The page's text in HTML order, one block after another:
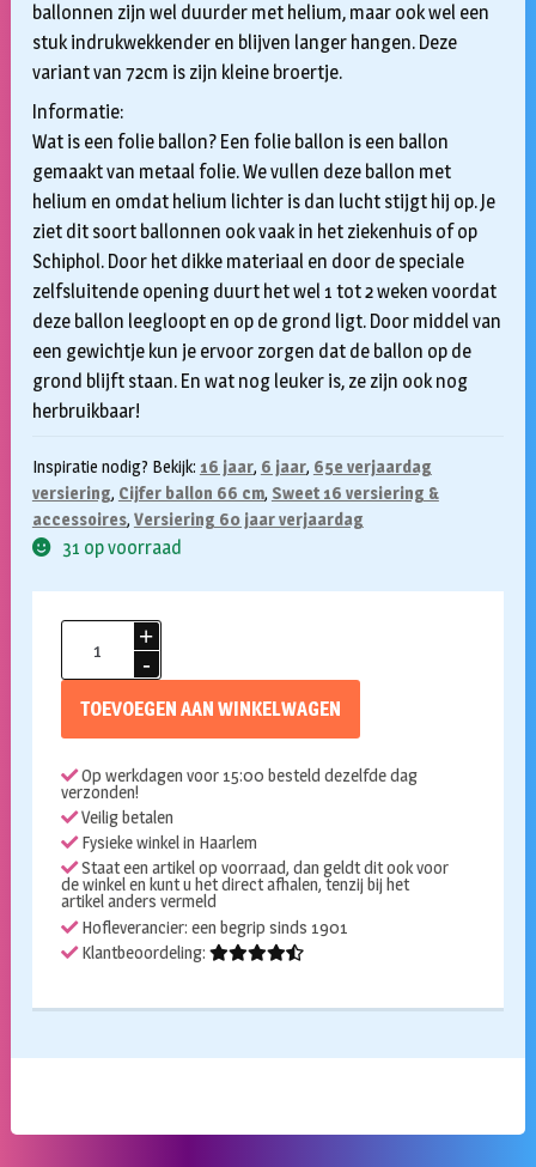
ballonnen zijn wel duurder met helium, maar ook wel een
stuk indrukwekkender en blijven langer hangen. Deze
variant van 72cm is zijn kleine broertje.
Informatie:
Wat is een folie ballon? Een folie ballon is een ballon
gemaakt van metaal folie. We vullen deze ballon met
helium en omdat helium lichter is dan lucht stijgt hij op. Je
ziet dit soort ballonnen ook vaak in het ziekenhuis of op
Schiphol. Door het dikke materiaal en door de speciale
zelfsluitende opening duurt het wel 1 tot 2 weken voordat
deze ballon leegloopt en op de grond ligt. Door middel van
een gewichtje kun je ervoor zorgen dat de ballon op de
grond blijft staan. En wat nog leuker is, ze zijn ook nog
herbruikbaar!
Inspiratie nodig? Bekijk: 16 jaar, 6 jaar, 65e verjaardag
versiering, Cijfer ballon 66 cm, Sweet 16 versiering &
accessoires, Versiering 60 jaar verjaardag
31 op voorraad
Folieballon
cijfer
aantal
TOEVOEGEN AAN WINKELWAGEN
Op werkdagen voor 15:00 besteld dezelfde dag
verzonden!
Veilig betalen
Fysieke winkel in Haarlem
Staat een artikel op voorraad, dan geldt dit ook voor
de winkel en kunt u het direct afhalen, tenzij bij het
artikel anders vermeld
Hofleverancier: een begrip sinds 1901
Klantbeoordeling: